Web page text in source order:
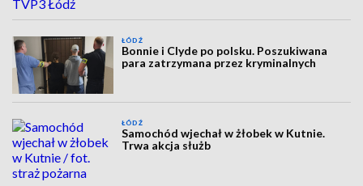
ŁÓDŹ
Bonnie i Clyde po polsku. Poszukiwana
para zatrzymana przez kryminalnych
ŁÓDŹ
Samochód wjechał w żłobek w Kutnie.
Trwa akcja służb